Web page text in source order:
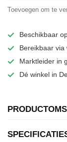
Toevoegen om te
Beschikbaar
Bereikbaar via
Marktleider in
Dé winkel in